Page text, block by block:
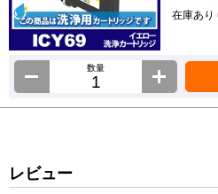
在庫あり
数量
レビュー